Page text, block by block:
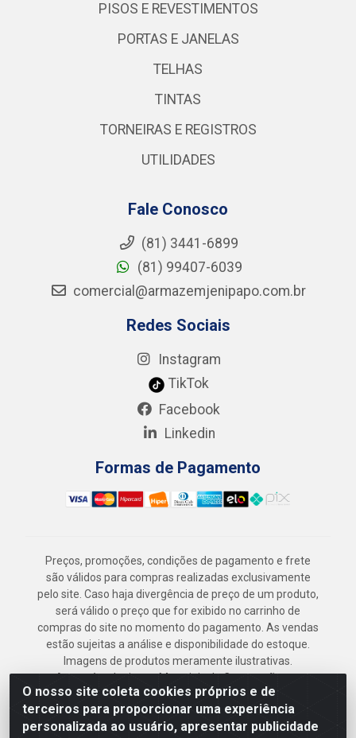
O nosso site coleta cookies próprios e de
terceiros para proporcionar uma experiência
personalizada ao usuário, apresentar publicidade
PISOS E REVESTIMENTOS
PORTAS E JANELAS
TELHAS
TINTAS
TORNEIRAS E REGISTROS
UTILIDADES
Fale Conosco
(81) 3441-6899
(81) 99407-6039
comercial@armazemjenipapo.com.br
Redes Sociais
Instagram
TikTok
Facebook
Linkedin
Formas de Pagamento
Preços, promoções, condições de pagamento e frete
são válidos para compras realizadas exclusivamente
pelo site. Caso haja divergência de preço de um produto,
será válido o preço que for exibido no carrinho de
compras do site no momento do pagamento. As vendas
estão sujeitas a análise e disponibilidade do estoque.
Imagens de produtos meramente ilustrativas.
Armazém Jenipapo Materiais de Construção em
Geral LTDA - Rua das Flores, 2691 - Guabiraba,
Recife/PE - CEP 52.291-630 - CNPJ
41.097.379/0001-